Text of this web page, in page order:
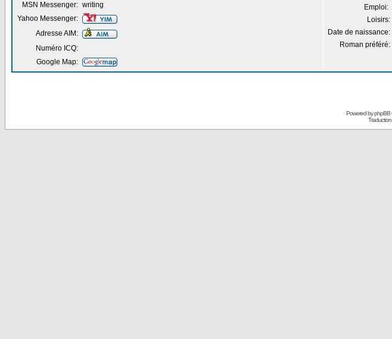
Emploi:
Loisirs:
Date de naissance:
Roman préféré:
MSN Messenger: writing
Yahoo Messenger:
Adresse AIM:
Numéro ICQ:
Google Map:
Powered byphpBB